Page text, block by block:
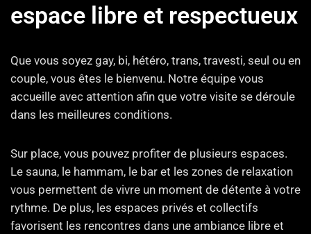
espace libre et respectueux
Que vous soyez gay, bi, hétéro, trans, travesti, seul ou en
couple, vous êtes le bienvenu. Notre équipe vous
accueille avec attention afin que votre visite se déroule
dans les meilleures conditions.
Sur place, vous pouvez profiter de plusieurs espaces.
Le sauna, le hammam, le bar et les zones de relaxation
vous permettent de vivre un moment de détente à votre
rythme. De plus, les espaces privés et collectifs
favorisent les rencontres dans une ambiance libre et